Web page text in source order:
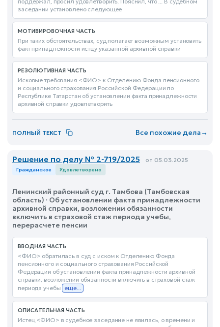
заседании установлено следующее
МОТИВИРОВОЧНАЯ ЧАСТЬ
При таких обстоятельствах, суд полагает возможным установить
факт принадлежности истцу указанной архивной справки
РЕЗОЛЮТИВНАЯ ЧАСТЬ
Исковые требования <ФИО> к Отделению Фонда пенсионного
и социального страхования Российской Федерации по
Республике Татарстан об установлении факта принадлежности
архивной справки удовлетворить
ПОЛНЫЙ ТЕКСТ Все похожие дела→
Решение по делу № 2-719/2025 от 05.03.2025
Гражданское Удовлетворено
Ленинский районный суд г. Тамбова (Тамбовская
область) · Об установлении факта принадлежности
архивной справки, возложении обязанности
включить в страховой стаж периода учебы,
перерасчете пенсии
ВВОДНАЯ ЧАСТЬ
<ФИО> обратилась в суд с иском к Отделению Фонда
пенсионного и социального страхования Российской
Федерации об установлении факта принадлежности архивной
справки, возложении обязанности включить в страховой стаж
периода учебы еще...
ОПИСАТЕЛЬНАЯ ЧАСТЬ
Истец <ФИО> в судебное заседание не явилась, о времени и